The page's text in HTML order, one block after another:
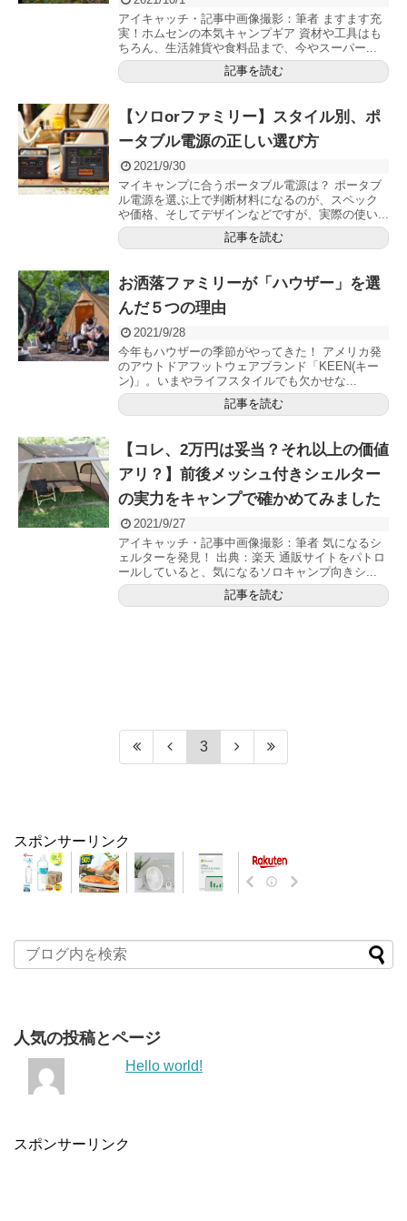
アイキャッチ・記事中画像撮影：筆者 ますます充
実！ホムセンの本気キャンプギア 資材や工具はも
ちろん、生活雑貨や食料品まで、今やスーパー...
記事を読む
【ソロorファミリー】スタイル別、ポ
ータブル電源の正しい選び方
2021/9/30
マイキャンプに合うポータブル電源は？ ポータブ
ル電源を選ぶ上で判断材料になるのが、スペック
や価格、そしてデザインなどですが、実際の使い...
記事を読む
お洒落ファミリーが「ハウザー」を選
んだ５つの理由
2021/9/28
今年もハウザーの季節がやってきた！ アメリカ発
のアウトドアフットウェアブランド「KEEN(キー
ン)」。いまやライフスタイルでも欠かせな...
記事を読む
【コレ、2万円は妥当？それ以上の価値
アリ？】前後メッシュ付きシェルター
の実力をキャンプで確かめてみました
2021/9/27
アイキャッチ・記事中画像撮影：筆者 気になるシ
ェルターを発見！ 出典：楽天 通販サイトをパトロ
ールしていると、気になるソロキャンプ向きシ...
記事を読む
3
スポンサーリンク
人気の投稿とページ
Hello world!
スポンサーリンク